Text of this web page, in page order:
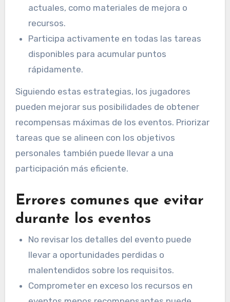
actuales, como materiales de mejora o
recursos.
Participa activamente en todas las tareas
disponibles para acumular puntos
rápidamente.
Siguiendo estas estrategias, los jugadores
pueden mejorar sus posibilidades de obtener
recompensas máximas de los eventos. Priorizar
tareas que se alineen con los objetivos
personales también puede llevar a una
participación más eficiente.
Errores comunes que evitar
durante los eventos
No revisar los detalles del evento puede
llevar a oportunidades perdidas o
malentendidos sobre los requisitos.
Comprometer en exceso los recursos en